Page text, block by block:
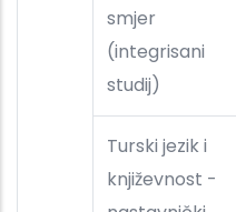
smjer
(integrisani
studij)
Turski jezik i
književnost -